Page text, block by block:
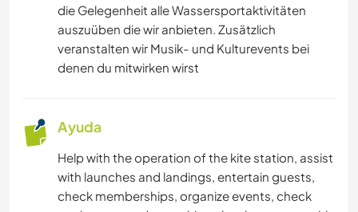
die Gelegenheit alle Wassersportaktivitäten
auszuüben die wir anbieten. Zusätzlich
veranstalten wir Musik- und Kulturevents bei
denen du mitwirken wirst
Ayuda
Help with the operation of the kite station, assist
with launches and landings, entertain guests,
check memberships, organize events, check